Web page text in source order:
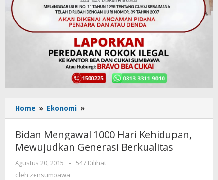
Home » Ekonomi »
Mengawal
1000
Hari
Kehidupan,
Mewujudkan
Bidan Mengawal 1000 Hari Kehidupan,
Mewujudkan Generasi Berkualitas
Agustus 20, 2015
oleh
zensumbawa
-
547 Dilihat
oleh zensumbawa